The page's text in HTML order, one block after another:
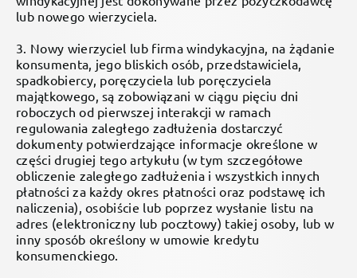
lub nowego wierzyciela.
3. Nowy wierzyciel lub firma windykacyjna, na żądanie
konsumenta, jego bliskich osób, przedstawiciela,
spadkobiercy, poręczyciela lub poręczyciela
majątkowego, są zobowiązani w ciągu pięciu dni
roboczych od pierwszej interakcji w ramach
regulowania zaległego zadłużenia dostarczyć
dokumenty potwierdzające informacje określone w
części drugiej tego artykułu (w tym szczegółowe
obliczenie zaległego zadłużenia i wszystkich innych
płatności za każdy okres płatności oraz podstawę ich
naliczenia), osobiście lub poprzez wysłanie listu na
adres (elektroniczny lub pocztowy) takiej osoby, lub w
inny sposób określony w umowie kredytu
konsumenckiego.